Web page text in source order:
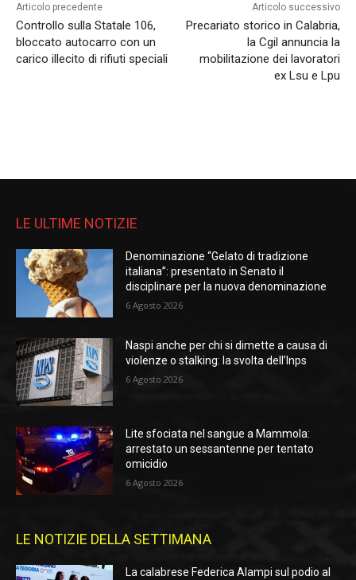
Articolo precedente
Controllo sulla Statale 106,
bloccato autocarro con un
carico illecito di rifiuti speciali
Articolo successivo
Precariato storico in Calabria,
la Cgil annuncia la
mobilitazione dei lavoratori
ex Lsu e Lpu
LE ULTIME NOTIZIE
Denominazione “Gelato di tradizione
italiana”: presentato in Senato il
disciplinare per la nuova denominazione
6 Agosto 2026
Naspi anche per chi si dimette a causa di
violenze o stalking: la svolta dell’Inps
6 Agosto 2026
Lite sfociata nel sangue a Mammola:
arrestato un sessantenne per tentato
omicidio
6 Agosto 2026
LE NOTIZIE DELLA SETTIMANA
La calabrese Federica Alampi sul podio al